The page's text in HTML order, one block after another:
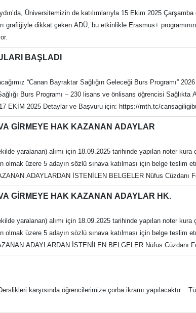
Erkek adaylar için Askerlik Durum Belgesi (Karekodlu veya
her mevsim koşulunda çalışmasında sakınca yoktur” ibareli
Üniversitemizin de katılımlarıyla 15 Ekim 2025 Çarşamba
grafiğiyle dikkat çeken ADÜ, bu etkinlikle Erasmus+
BAŞLADI
“Canan Bayraktar Sağlığın Geleceği Burs Programı” 2026
Burs Programı – 230 lisans ve önlisans öğrencisi Sağlıkta
EKİM 2025 Detaylar ve Başvuru için: https://mth.tc/
GİRMEYE HAK KAZANAN ADAYLAR
yaralanan) alımı için 18.09.2025 tarihinde yapılan noter kura
üzere 5 adayın sözlü sınava katılması için belge teslim
Adres Belgesi Belgesi (Karekodlu veya barkodlu e-devlet
Fotoğraf (1 adet) Eski hükümlüler için Eski Hükümlü belgesi
veya barkodlu e-devlet çıktısı kabul edilecektir.) Tam
sakınca yoktur” ibareli alınacak Sağlık kurulu Raporu.
veya durumları ilan şartlarına uymayan aday sayısı kadar
GİRMEYE HAK KAZANAN ADAYLAR HK.
yaralanan) alımı için 18.09.2025 tarihinde yapılan noter kura
üzere 5 adayın sözlü sınava katılması için belge teslim
İSTENİLEN BELGELER Nüfus Cüzdanı Fotokopisi.
Adres Belgesi Belgesi (Karekodlu veya barkodlu e-devlet
Fotoğraf (1 adet) Eski hükümlüler için Eski Hükümlü belgesi
veya barkodlu e-devlet çıktısı kabul edilecektir.) Tam
sakınca yoktur” ibareli alınacak Sağlık kurulu Raporu.
karşısında öğrencilerimize çorba ikramı yapılacaktır.